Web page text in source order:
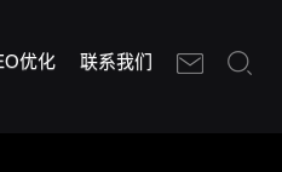
优化 联系我们